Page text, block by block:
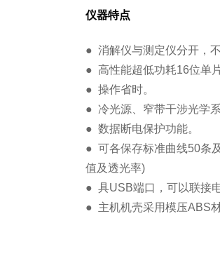
仪器特点
● 消解仪与测定仪分开，
● 高性能超低功耗16位单
● 操作省时。
● 冷光源、窄带干涉光学
● 数据断电保护功能。
● 可各保存标准曲线50条
值及透光率)
● 具USB端口，可以联接
● 主机机壳采用模压ABS